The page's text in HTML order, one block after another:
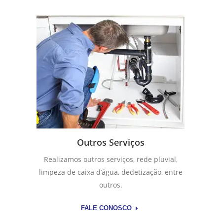
Outros Serviços
Realizamos outros serviços, rede pluvial,
limpeza de caixa d’água, dedetização, entre
outros.
FALE CONOSCO